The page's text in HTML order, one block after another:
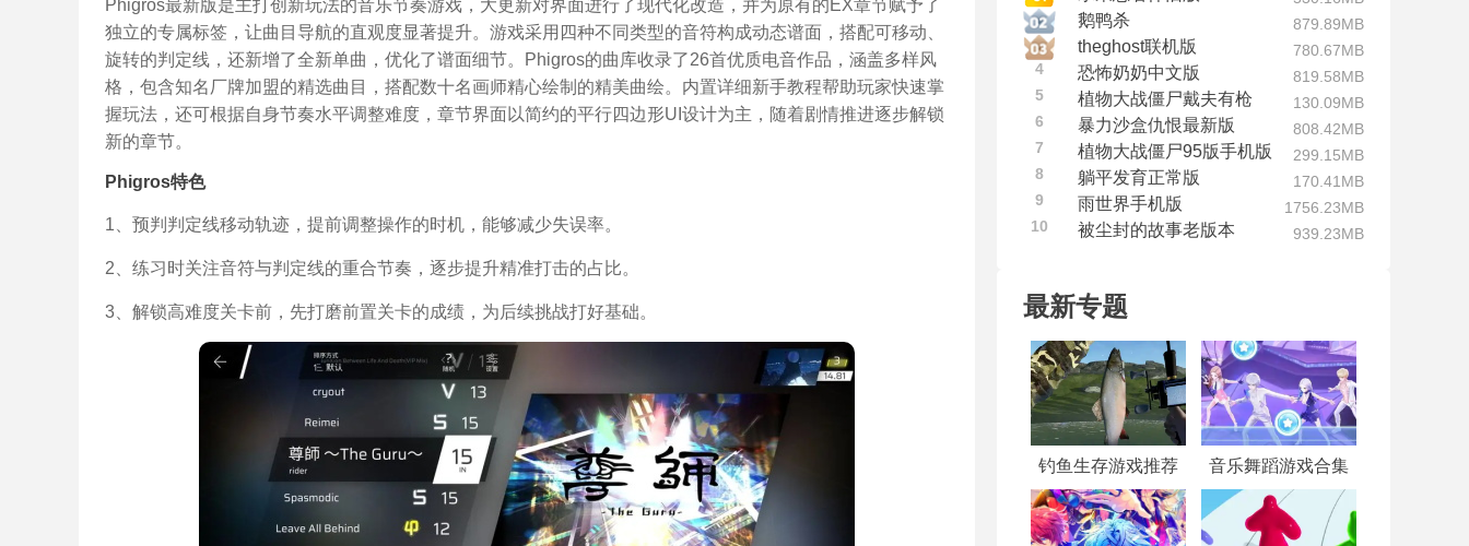
Phigros最新版是主打创新玩法的音乐节奏游戏，大更新对界面进行了现代化改造，并为原有的EX章节赋予了
独立的专属标签，让曲目导航的直观度显著提升。游戏采用四种不同类型的音符构成动态谱面，搭配可移动、
旋转的判定线，还新增了全新单曲，优化了谱面细节。Phigros的曲库收录了26首优质电音作品，涵盖多样风
格，包含知名厂牌加盟的精选曲目，搭配数十名画师精心绘制的精美曲绘。内置详细新手教程帮助玩家快速掌
握玩法，还可根据自身节奏水平调整难度，章节界面以简约的平行四边形UI设计为主，随着剧情推进逐步解锁
新的章节。
Phigros特色
1、预判判定线移动轨迹，提前调整操作的时机，能够减少失误率。
2、练习时关注音符与判定线的重合节奏，逐步提升精准打击的占比。
3、解锁高难度关卡前，先打磨前置关卡的成绩，为后续挑战打好基础。
鹅鸭杀 879.89MB
theghost联机版
780.67MB
4
恐怖奶奶中文版
819.58MB
5
植物大战僵尸戴夫有枪
130.09MB
6
暴力沙盒仇恨最新版
808.42MB
7
植物大战僵尸95版手机版
299.15MB
8
躺平发育正常版
170.41MB
9
雨世界手机版
1756.23MB
10
被尘封的故事老版本 939.23MB
最新专题
钓鱼生存游戏推荐 音乐舞蹈游戏合集